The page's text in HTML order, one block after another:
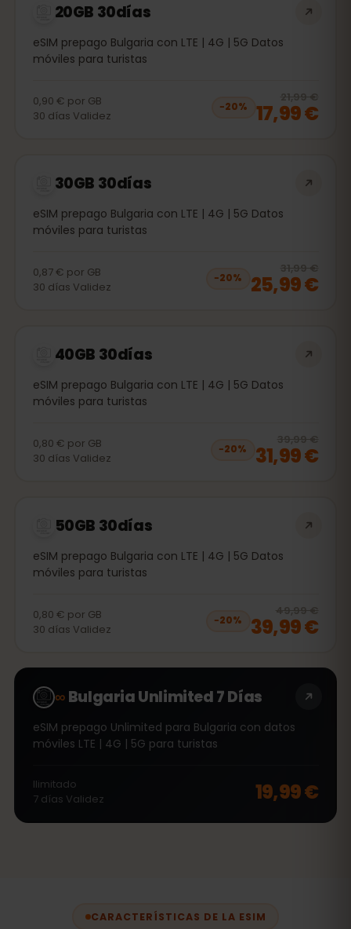
20GB 30días
eSIM prepago Bulgaria con LTE | 4G | 5G Datos
móviles para turistas
0,90 € por GB
30 días Validez
−20%
21,99 €
17,99 €
30GB 30días
eSIM prepago Bulgaria con LTE | 4G | 5G Datos
móviles para turistas
0,87 € por GB
30 días Validez
−20%
31,99 €
25,99 €
40GB 30días
eSIM prepago Bulgaria con LTE | 4G | 5G Datos
móviles para turistas
0,80 € por GB
30 días Validez
−20%
39,99 €
31,99 €
50GB 30días
eSIM prepago Bulgaria con LTE | 4G | 5G Datos
móviles para turistas
0,80 € por GB
30 días Validez
−20%
49,99 €
39,99 €
∞Bulgaria Unlimited 7 Días
eSIM prepago Unlimited para Bulgaria con datos
móviles LTE | 4G | 5G para turistas
Ilimitado
7 días Validez 19,99 €
CARACTERÍSTICAS DE LA ESIM